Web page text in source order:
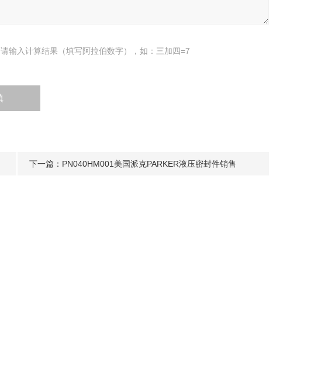
请输入计算结果（填写阿拉伯数字），如：三加四=7
下一篇： PN040HM001美国派克PARKER液压密封件销售